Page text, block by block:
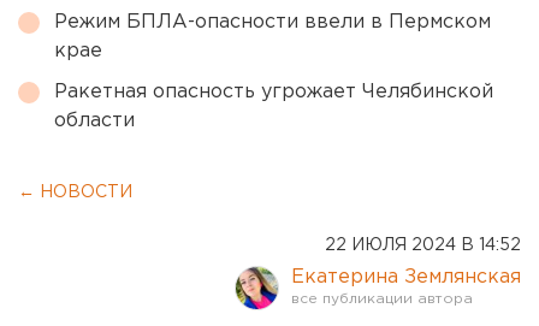
Режим БПЛА-опасности ввели в Пермском
крае
Ракетная опасность угрожает Челябинской
области
← НОВОСТИ
22 ИЮЛЯ 2024 В 14:52
Екатерина Землянская